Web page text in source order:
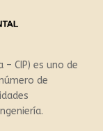
CIP) es uno de
de